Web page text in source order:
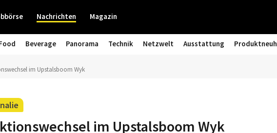
Nachrichten Magazin
Beverage Panorama Technik Netzwelt Ausstattung
im Upstalsboom Wyk
im Upstalsboom Wyk